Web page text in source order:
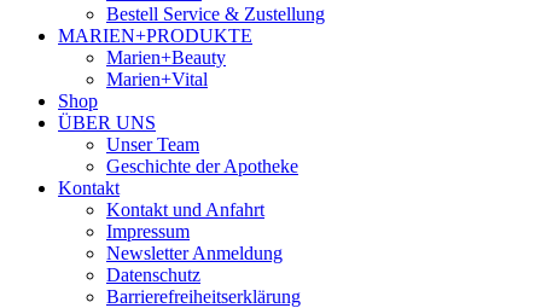
Bestell Service & Zustellung
MARIEN+PRODUKTE
Marien+Beauty
Marien+Vital
Shop
ÜBER UNS
Unser Team
Geschichte der Apotheke
Kontakt
Kontakt und Anfahrt
Impressum
Newsletter Anmeldung
Datenschutz
Barrierefreiheitserklärung